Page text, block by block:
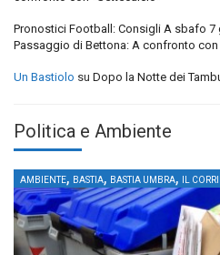
Pronostici Football: Consigli A sbafo
Passaggio di Bettona: A confronto con
Un Bastiolo su Dopo la Notte dei
Politica e Ambiente
AMBIENTE, BASTIA, BASTIA UMBRA, IL